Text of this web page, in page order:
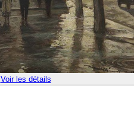
Voir les détails